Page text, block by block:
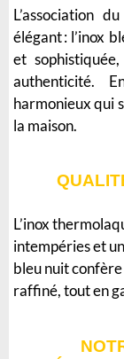
L’association
élégant : l’inox
et
authenticité.
harmonieux qui
la maison.
L’inox
intempéries et
bleu nuit
raffiné, tout en